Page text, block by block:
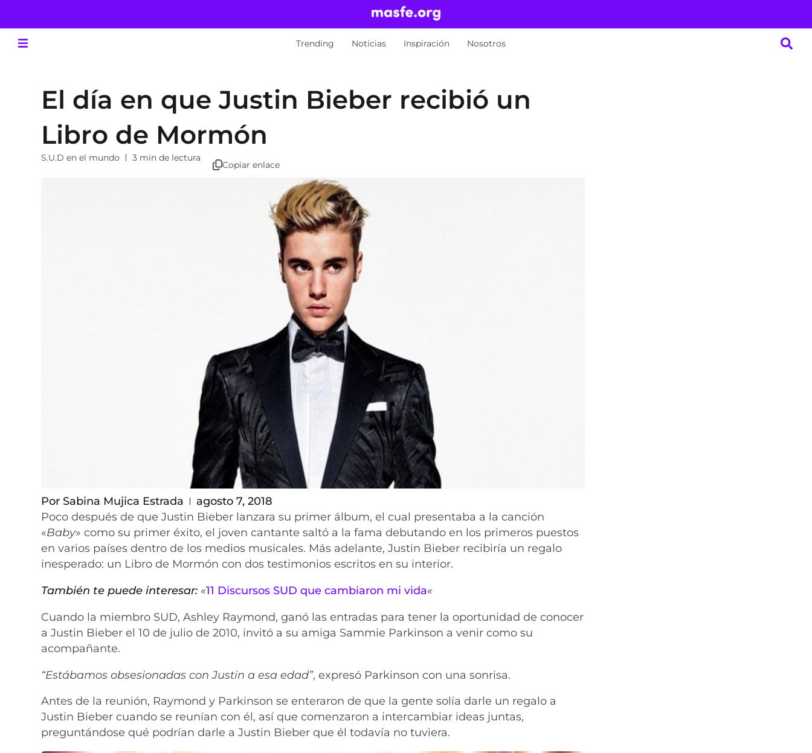
Trending Noticias Inspiración Nosotros
El día en que Justin Bieber recibió un
Libro de Mormón
S.U.D en el mundo 3 min de lectura
Copiar enlace
Por Sabina Mujica Estrada
agosto 7, 2018
Poco después de que Justin Bieber lanzara su primer álbum, el cual presentaba a la canción
«Baby» como su primer éxito, el joven cantante saltó a la fama debutando en los primeros puestos
en varios países dentro de los medios musicales. Más adelante, Justin Bieber recibiría un regalo
inesperado: un Libro de Mormón con dos testimonios escritos en su interior.
También te puede interesar: «11 Discursos SUD que cambiaron mi vida«
Cuando la miembro SUD, Ashley Raymond, ganó las entradas para tener la oportunidad de conocer
a Justin Bieber el 10 de julio de 2010, invitó a su amiga Sammie Parkinson a venir como su
acompañante.
“Estábamos obsesionadas con Justin a esa edad”, expresó Parkinson con una sonrisa.
Antes de la reunión, Raymond y Parkinson se enteraron de que la gente solía darle un regalo a
Justin Bieber cuando se reunían con él, así que comenzaron a intercambiar ideas juntas,
preguntándose qué podrían darle a Justin Bieber que él todavía no tuviera.